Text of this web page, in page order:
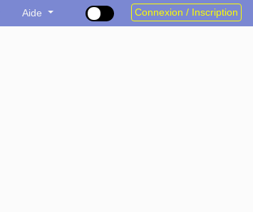
Aide Connexion / Inscription